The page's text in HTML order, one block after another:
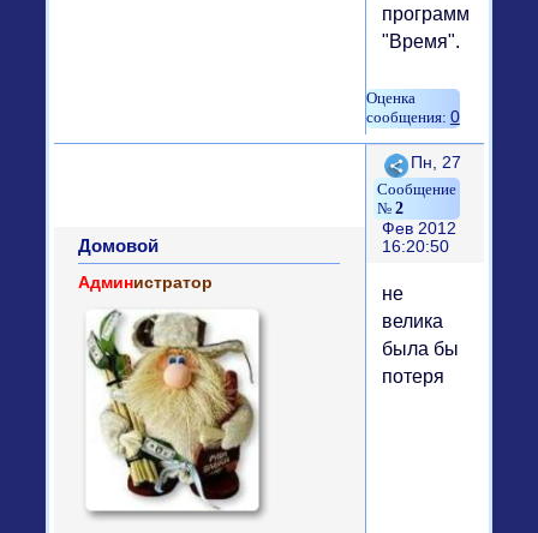
программе
"Время".
0
Поделиться
2
Пн, 27
Фев 2012
16:20:50
Домовой
Администратор
не
велика
была бы
потеря